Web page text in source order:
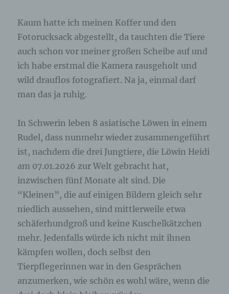
Kaum hatte ich meinen Koffer und den
Fotorucksack abgestellt, da tauchten die Tiere
auch schon vor meiner großen Scheibe auf und
ich habe erstmal die Kamera rausgeholt und
wild drauflos fotografiert. Na ja, einmal darf
man das ja ruhig.
In Schwerin leben 8 asiatische Löwen in einem
Rudel, dass nunmehr wieder zusammengeführt
ist, nachdem die drei Jungtiere, die Löwin Heidi
am 07.01.2026 zur Welt gebracht hat,
inzwischen fünf Monate alt sind. Die
“Kleinen”, die auf einigen Bildern gleich sehr
niedlich aussehen, sind mittlerweile etwa
schäferhundgroß und keine Kuschelkätzchen
mehr. Jedenfalls würde ich nicht mit ihnen
kämpfen wollen, doch selbst den
Tierpflegerinnen war in den Gesprächen
anzumerken, wie schön es wohl wäre, wenn die
Hinterlässt eine betroffene Person einen
Kommentar in dem auf dieser Internetseite
veröffentlichten Blog, werden neben den von der
betroffenen Person hinterlassenen Kommentaren
auch Angaben zum Zeitpunkt der
Kommentareingabe sowie zu dem von der
betroffenen Person gewählten Nutzernamen
Ferner wird die vom Internet-Service-Provider
(ISP) der betroffenen Person vergebene IP-
Adresse mitprotokolliert. Diese Speicherung der
IP-Adresse erfolgt aus Sicherheitsgründen und für
den Fall, dass die betroffene Person durch einen
abgegebenen Kommentar die Rechte Dritter
verletzt oder rechtswidrige Inhalte postet. Die
Speicherung dieser personenbezogenen Daten
erfolgt daher im eigenen Interesse des für die
Verarbeitung Verantwortlichen, damit sich dieser
im Falle einer Rechtsverletzung gegebenenfalls
exkulpieren könnte. Es erfolgt keine Weitergabe
dieser erhobenen personenbezogenen Daten an
Dritte, sofern eine solche Weitergabe nicht
gesetzlich vorgeschrieben ist oder der
Rechtsverteidigung des für die Verarbeitung
Verantwortlichen dient.